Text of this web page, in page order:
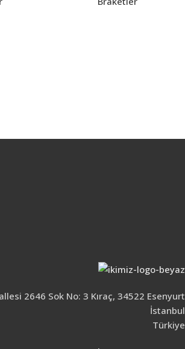
2646 Sok No: 3 Kıraç, 34522 Esenyurt
İstanbul
Türkiye